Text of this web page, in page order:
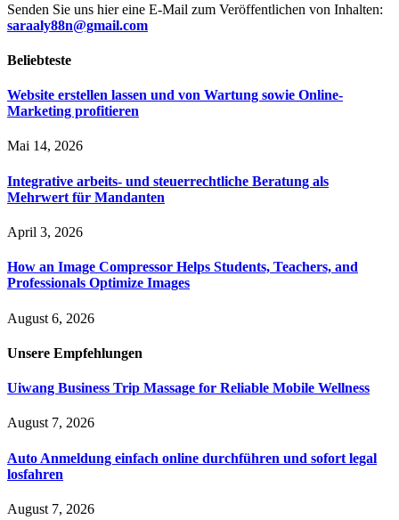
Senden Sie uns hier eine E-Mail zum Veröffentlichen von Inhalten:
saraaly88n@gmail.com
Beliebteste
Website erstellen lassen und von Wartung sowie Online-
Marketing profitieren
Mai 14, 2026
Integrative arbeits- und steuerrechtliche Beratung als
Mehrwert für Mandanten
April 3, 2026
How an Image Compressor Helps Students, Teachers, and
Professionals Optimize Images
August 6, 2026
Unsere Empfehlungen
Uiwang Business Trip Massage for Reliable Mobile Wellness
August 7, 2026
Auto Anmeldung einfach online durchführen und sofort legal
losfahren
August 7, 2026